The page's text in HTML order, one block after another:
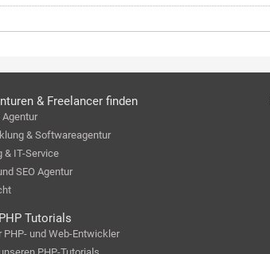
& Freelancer finden
Agentur
& Softwareagentur
& IT-Service
SEO Agentur
Tutorials
PHP- und Web-Entwickler